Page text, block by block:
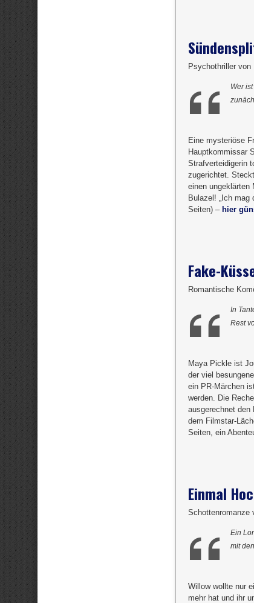
Psychothriller von
Wer
Eine mysteriöse
Hauptkommissar
Strafverteidigerin
zugerichtet.
einen ungeklärten
Bulazel! „Ich
Seiten) – hier
Fake-
Romantische
In
Rest
Maya Pickle ist
der viel
ein PR-Märchen
werden. Die
ausgerechnet
dem Filmstar-
Seiten, ein
Einmal
Schottenromanze
Ein
mit
Willow wollte nur
mehr hat und ihr